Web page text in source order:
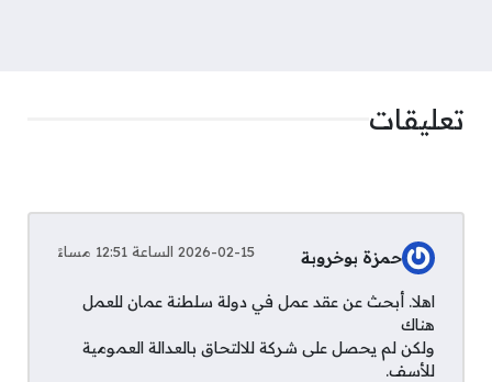
تعليقات
حمزة بوخروبة 2026-02-15 الساعة 12:51 مساءً
اهلا. أبحث عن عقد عمل في دولة سلطنة عمان للعمل
هناك
ولكن لم يحصل على شركة للالتحاق بالعدالة العمومية
للأسف.